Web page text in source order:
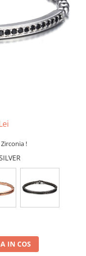
!
IN COS